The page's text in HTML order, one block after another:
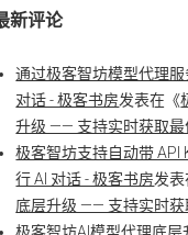
新评论
通过极客智坊模型代理服
对话 - 极客书房发表在《
升级 —— 支持实时获取最
极客智坊支持自动带 API
行 AI 对话 - 极客书房发
底层升级 —— 支持实时获